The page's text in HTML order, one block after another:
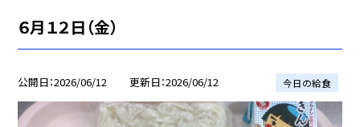
６月１２日（金）
公開日 2026/06/12 更新日 2026/06/12 今日の給食